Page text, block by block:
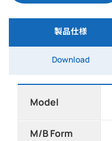
製品仕様
Download
Model
M/B Form